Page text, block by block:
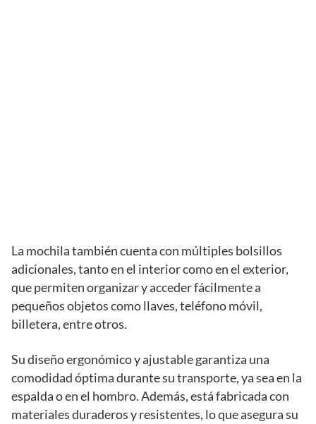
La mochila también cuenta con múltiples bolsillos
adicionales, tanto en el interior como en el exterior,
que permiten organizar y acceder fácilmente a
pequeños objetos como llaves, teléfono móvil,
billetera, entre otros.
Su diseño ergonómico y ajustable garantiza una
comodidad óptima durante su transporte, ya sea en la
espalda o en el hombro. Además, está fabricada con
materiales duraderos y resistentes, lo que asegura su